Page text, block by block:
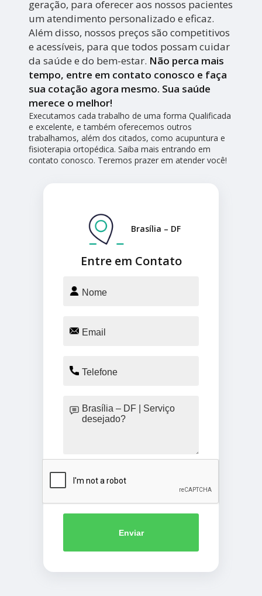
geração, para oferecer aos nossos pacientes
um atendimento personalizado e eficaz.
Além disso, nossos preços são competitivos
e acessíveis, para que todos possam cuidar
da saúde e do bem-estar. Não perca mais
tempo, entre em contato conosco e faça
sua cotação agora mesmo. Sua saúde
merece o melhor!
Executamos cada trabalho de uma forma Qualificada
e excelente, e também oferecemos outros
trabalhamos, além dos citados, como acupuntura e
fisioterapia ortopédica. Saiba mais entrando em
contato conosco. Teremos prazer em atender você!
Entre em Contato
Brasília – DF
Enviar